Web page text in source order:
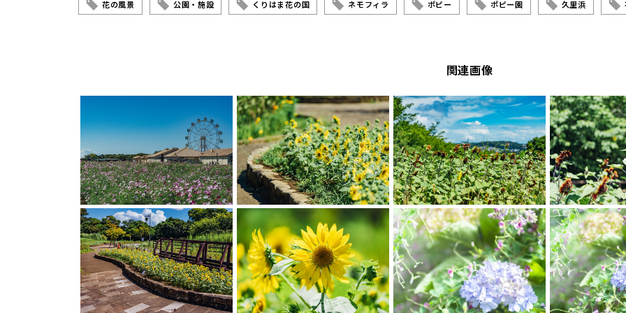
花の風景 公園・施設 くりはま花の国 ネモフィラ ポピー ポピー園 久里浜
関連画像